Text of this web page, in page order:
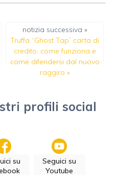
notizia successiva »
Truffa “Ghost Tap” carta di
credito: come funziona e
come difendersi dal nuovo
raggiro »
profili social
su
Seguici su
Youtube